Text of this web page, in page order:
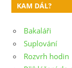
KAM DÁL?
Bakaláři
Suplování
Rozvrh hodin